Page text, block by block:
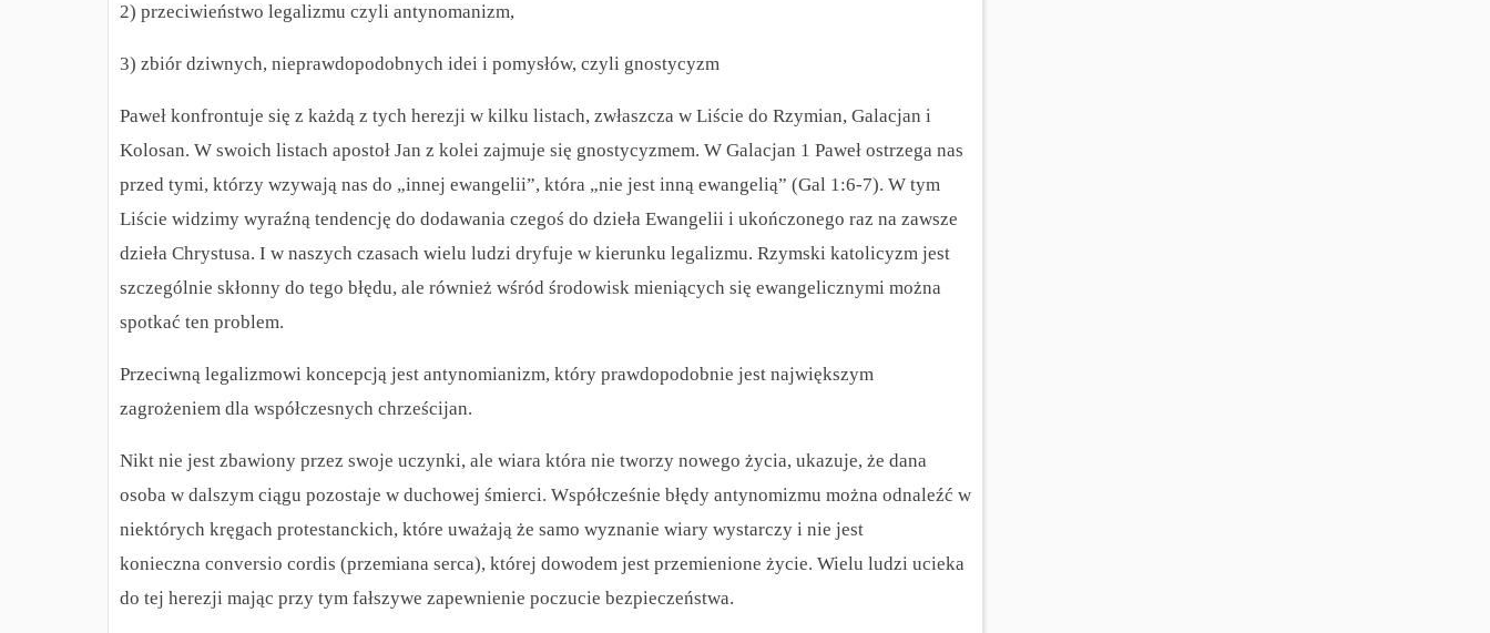
2) przeciwieństwo legalizmu czyli antynomanizm,
3) zbiór dziwnych, nieprawdopodobnych idei i pomysłów, czyli gnostycyzm
Paweł konfrontuje się z każdą z tych herezji w kilku listach, zwłaszcza w Liście do Rzymian, Galacjan i
Kolosan. W swoich listach apostoł Jan z kolei zajmuje się gnostycyzmem. W Galacjan 1 Paweł ostrzega nas
przed tymi, którzy wzywają nas do „innej ewangelii”, która „nie jest inną ewangelią” (Gal 1:6-7). W tym
Liście widzimy wyraźną tendencję do dodawania czegoś do dzieła Ewangelii i ukończonego raz na zawsze
dzieła Chrystusa. I w naszych czasach wielu ludzi dryfuje w kierunku legalizmu. Rzymski katolicyzm jest
szczególnie skłonny do tego błędu, ale również wśród środowisk mieniących się ewangelicznymi można
spotkać ten problem.
Przeciwną legalizmowi koncepcją jest antynomianizm, który prawdopodobnie jest największym
zagrożeniem dla współczesnych chrześcijan.
Nikt nie jest zbawiony przez swoje uczynki, ale wiara która nie tworzy nowego życia, ukazuje, że dana
osoba w dalszym ciągu pozostaje w duchowej śmierci. Współcześnie błędy antynomizmu można odnaleźć w
niektórych kręgach protestanckich, które uważają że samo wyznanie wiary wystarczy i nie jest
konieczna conversio cordis (przemiana serca), której dowodem jest przemienione życie. Wielu ludzi ucieka
do tej herezji mając przy tym fałszywe zapewnienie poczucie bezpieczeństwa.